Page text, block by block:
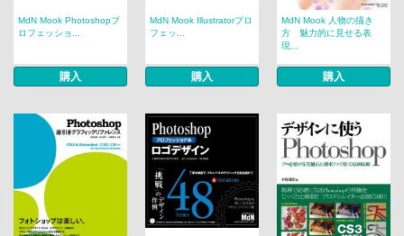
MdN Mook Photoshopプ
ロフェッショ...
購入
MdN Mook Illustratorプロ
フェッ...
購入
MdN Mook 人物の描き
方 魅力的に見せる表
現...
購入